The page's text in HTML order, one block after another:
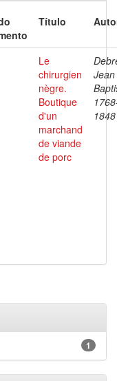
Título
Le
chirurgien
nègre.
Boutique
d'un
marchand
de viande
de porc
Jean
1848
1